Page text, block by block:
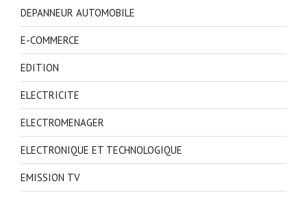
DEPANNEUR AUTOMOBILE
E-COMMERCE
EDITION
ELECTRICITE
ELECTROMENAGER
ELECTRONIQUE ET TECHNOLOGIQUE
EMISSION TV